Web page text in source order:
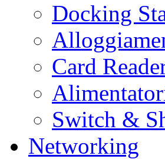
Docking
Card
Switch &
Networking